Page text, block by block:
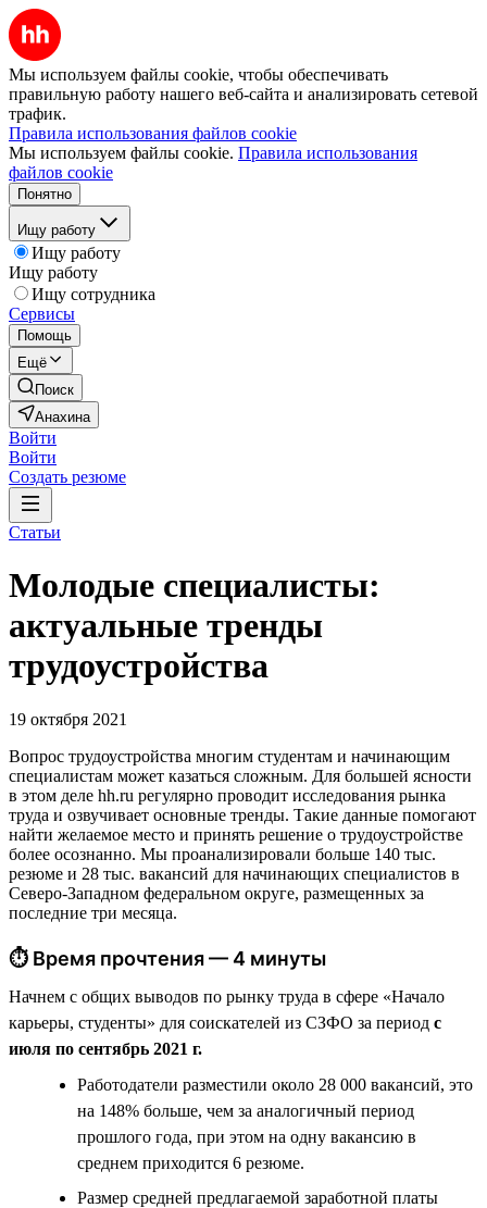
Мы используем файлы cookie, чтобы обеспечивать
правильную работу нашего веб-сайта и анализировать сетевой
трафик.
Правила использования файлов cookie
Мы используем файлы cookie. Правила использования
файлов cookie
Понятно
Ищу работу
Ищу работу
Ищу работу
Ищу сотрудника
Сервисы
Помощь
Ещё
Поиск
Анахина
Войти
Войти
Создать резюме
Статьи
Молодые специалисты:
актуальные тренды
трудоустройства
19 октября 2021
Вопрос трудоустройства многим студентам и начинающим
специалистам может казаться сложным. Для большей ясности
в этом деле hh.ru регулярно проводит исследования рынка
труда и озвучивает основные тренды. Такие данные помогают
найти желаемое место и принять решение о трудоустройстве
более осознанно. Мы проанализировали больше 140 тыс.
резюме и 28 тыс. вакансий для начинающих специалистов в
Северо-Западном федеральном округе, размещенных за
последние три месяца.
⏱ Время прочтения — 4 минуты
Начнем с общих выводов по рынку труда в сфере «Начало
карьеры, студенты» для соискателей из СЗФО за период с
июля по сентябрь 2021 г.
Работодатели разместили около 28 000 вакансий, это
на 148% больше, чем за аналогичный период
прошлого года, при этом на одну вакансию в
среднем приходится 6 резюме.
Размер средней предлагаемой заработной платы